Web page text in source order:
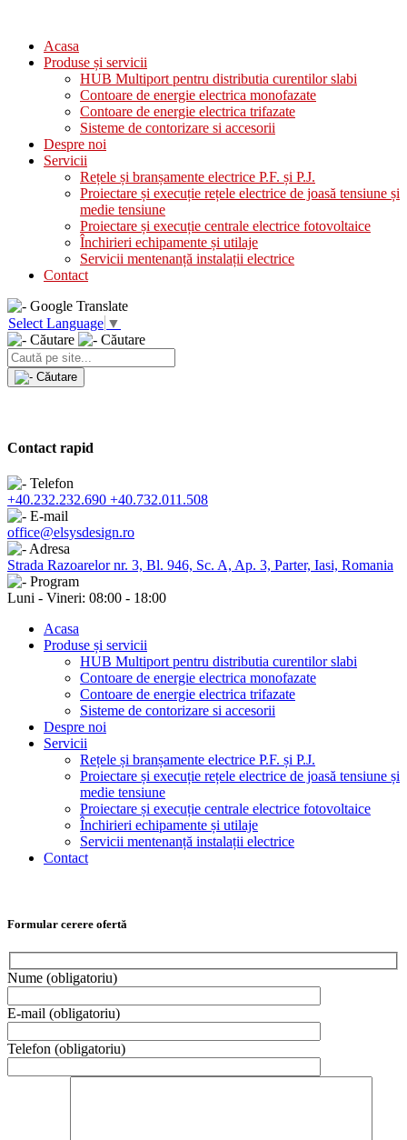
Acasa
Produse și servicii
HUB Multiport pentru distributia curentilor slabi
Contoare de energie electrica monofazate
Contoare de energie electrica trifazate
Sisteme de contorizare si accesorii
Despre noi
Servicii
Rețele și branșamente electrice P.F. și P.J.
Proiectare și execuție rețele electrice de joasă tensiune și
medie tensiune
Proiectare și execuție centrale electrice fotovoltaice
Închirieri echipamente și utilaje
Servicii mentenanță instalații electrice
Contact
Select Language ▼
Contact rapid
+40.232.232.690 +40.732.011.508
office@elsysdesign.ro
Strada Razoarelor nr. 3, Bl. 946, Sc. A, Ap. 3, Parter, Iasi, Romania
Luni - Vineri: 08:00 - 18:00
Acasa
Produse și servicii
HUB Multiport pentru distributia curentilor slabi
Contoare de energie electrica monofazate
Contoare de energie electrica trifazate
Sisteme de contorizare si accesorii
Despre noi
Servicii
Rețele și branșamente electrice P.F. și P.J.
Proiectare și execuție rețele electrice de joasă tensiune și
medie tensiune
Proiectare și execuție centrale electrice fotovoltaice
Închirieri echipamente și utilaje
Servicii mentenanță instalații electrice
Contact
Formular cerere ofertă
Nume (obligatoriu)
E-mail (obligatoriu)
Telefon (obligatoriu)